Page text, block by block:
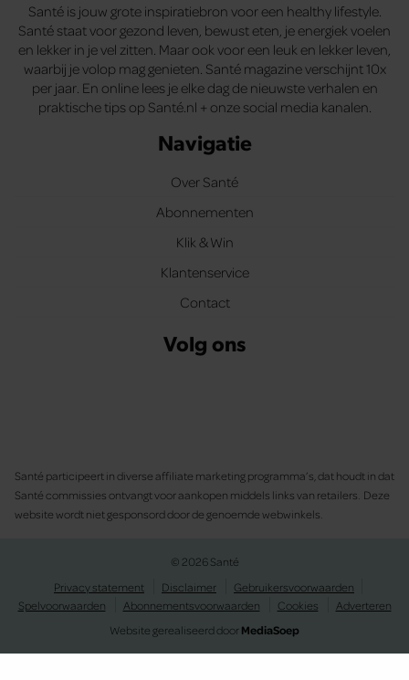
Santé is jouw grote inspiratiebron voor een healthy lifestyle.
Santé staat voor gezond leven, bewust eten, je energiek voelen
en lekker in je vel zitten. Maar ook voor een leuk en lekker leven,
waarbij je volop mag genieten. Santé magazine verschijnt 10x
per jaar. En online lees je elke dag de nieuwste verhalen en
praktische tips op Santé.nl + onze social media kanalen.
Navigatie
Over Santé
Abonnementen
Klik & Win
Klantenservice
Contact
Volg ons
Santé participeert in diverse affiliate marketing programma’s, dat houdt in dat
Santé commissies ontvangt voor aankopen middels links van retailers. Deze
website wordt niet gesponsord door de genoemde webwinkels.
© 2026 Santé
Privacy statement
Disclaimer
Gebruikersvoorwaarden
Spelvoorwaarden
Abonnementsvoorwaarden Cookies
Adverteren
Website gerealiseerd doorMediaSoep